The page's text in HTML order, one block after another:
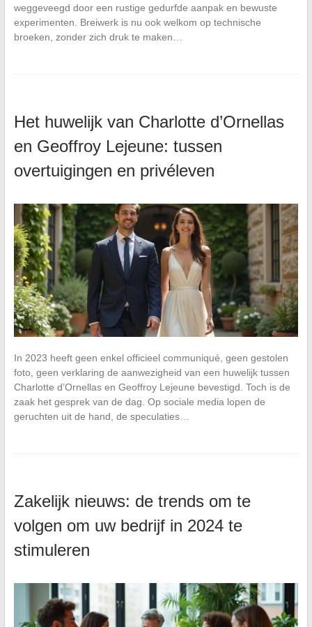
weggeveegd door een rustige gedurfde aanpak en bewuste
experimenten. Breiwerk is nu ook welkom op technische
broeken, zonder zich druk te maken…
Het huwelijk van Charlotte d’Ornellas
en Geoffroy Lejeune: tussen
overtuigingen en privéleven
In 2023 heeft geen enkel officieel communiqué, geen gestolen
foto, geen verklaring de aanwezigheid van een huwelijk tussen
Charlotte d’Ornellas en Geoffroy Lejeune bevestigd. Toch is de
zaak het gesprek van de dag. Op sociale media lopen de
geruchten uit de hand, de speculaties…
Zakelijk nieuws: de trends om te
volgen om uw bedrijf in 2024 te
stimuleren